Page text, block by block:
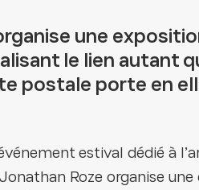
une
le lien autant
postale porte en
estival dédié à
Roze organise